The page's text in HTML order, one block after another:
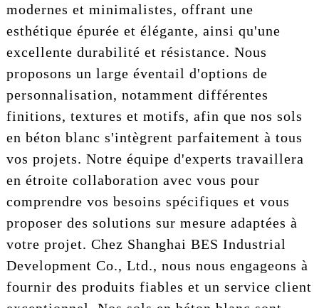
modernes et minimalistes, offrant une
esthétique épurée et élégante, ainsi qu'une
excellente durabilité et résistance. Nous
proposons un large éventail d'options de
personnalisation, notamment différentes
finitions, textures et motifs, afin que nos sols
en béton blanc s'intègrent parfaitement à tous
vos projets. Notre équipe d'experts travaillera
en étroite collaboration avec vous pour
comprendre vos besoins spécifiques et vous
proposer des solutions sur mesure adaptées à
votre projet. Chez Shanghai BES Industrial
Development Co., Ltd., nous nous engageons à
fournir des produits fiables et un service client